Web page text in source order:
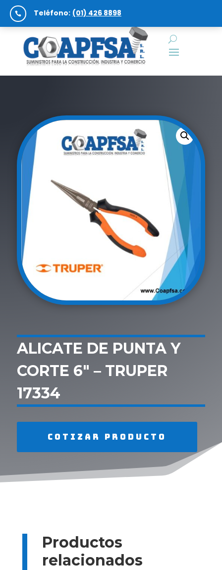
 Teléfono: (01) 426 8898
ALICATE DE PUNTA Y
CORTE 6″ – TRUPER
17334
Cotizar producto
Productos
relacionados